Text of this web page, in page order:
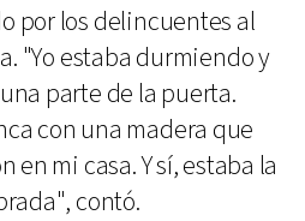
por los delincuentes al
"Yo estaba durmiendo y
parte de la puerta.
con una madera que
en mi casa. Y sí, estaba la
contó.